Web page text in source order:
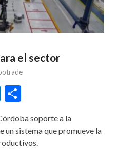
el sector
LinkedIn
soporte a la
un sistema que promueve la